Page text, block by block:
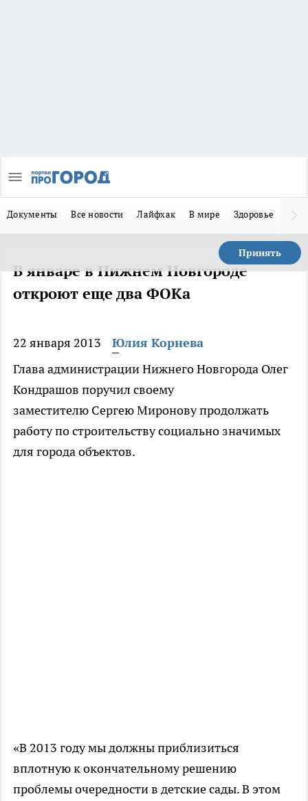
Документы Все новости Лайфхак В мире Здоровье
Принять
В январе в Нижнем Новгороде
откроют еще два ФОКа
22 января 2013
Юлия Корнева
Глава администрации Нижнего Новгорода Олег
Кондрашов поручил своему
заместителю Сергею Миронову продолжать
работу по строительству социально значимых
для города объектов.
«В 2013 году мы должны приблизиться
вплотную к окончательному решению
проблемы очередности в детские сады. В этом